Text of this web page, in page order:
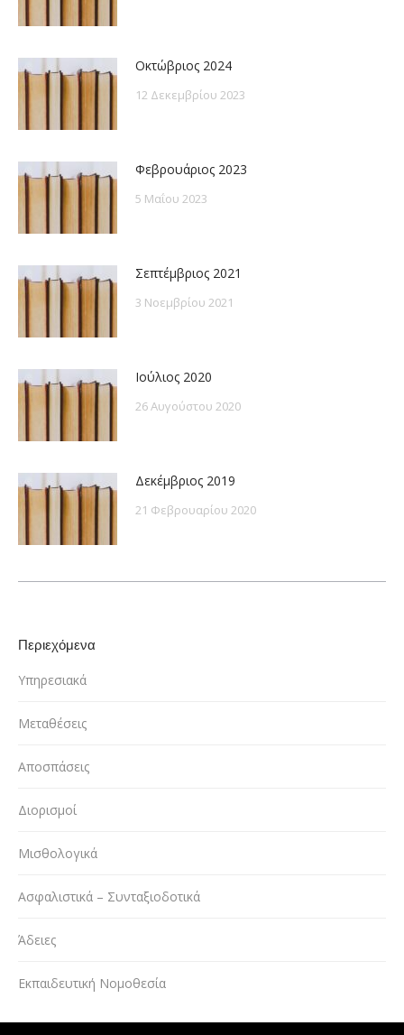
Οκτώβριος 2024
12 Δεκεμβρίου 2023
Φεβρουάριος 2023
5 Μαΐου 2023
Σεπτέμβριος 2021
3 Νοεμβρίου 2021
Ιούλιος 2020
26 Αυγούστου 2020
Δεκέμβριος 2019
21 Φεβρουαρίου 2020
Περιεχόμενα
Υπηρεσιακά
Μεταθέσεις
Αποσπάσεις
Διορισμοί
Μισθολογικά
Ασφαλιστικά – Συνταξιοδοτικά
Άδειες
Εκπαιδευτική Νομοθεσία